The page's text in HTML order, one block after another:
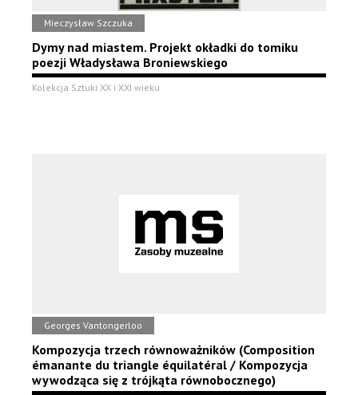
Mieczysław Szczuka
Dymy nad miastem. Projekt okładki do tomiku
poezji Władysława Broniewskiego
Kolekcja Sztuki XX i XXI wieku
Georges Vantongerloo
Kompozycja trzech równoważników (Composition
émanante du triangle équilatéral / Kompozycja
wywodząca się z trójkąta równobocznego)